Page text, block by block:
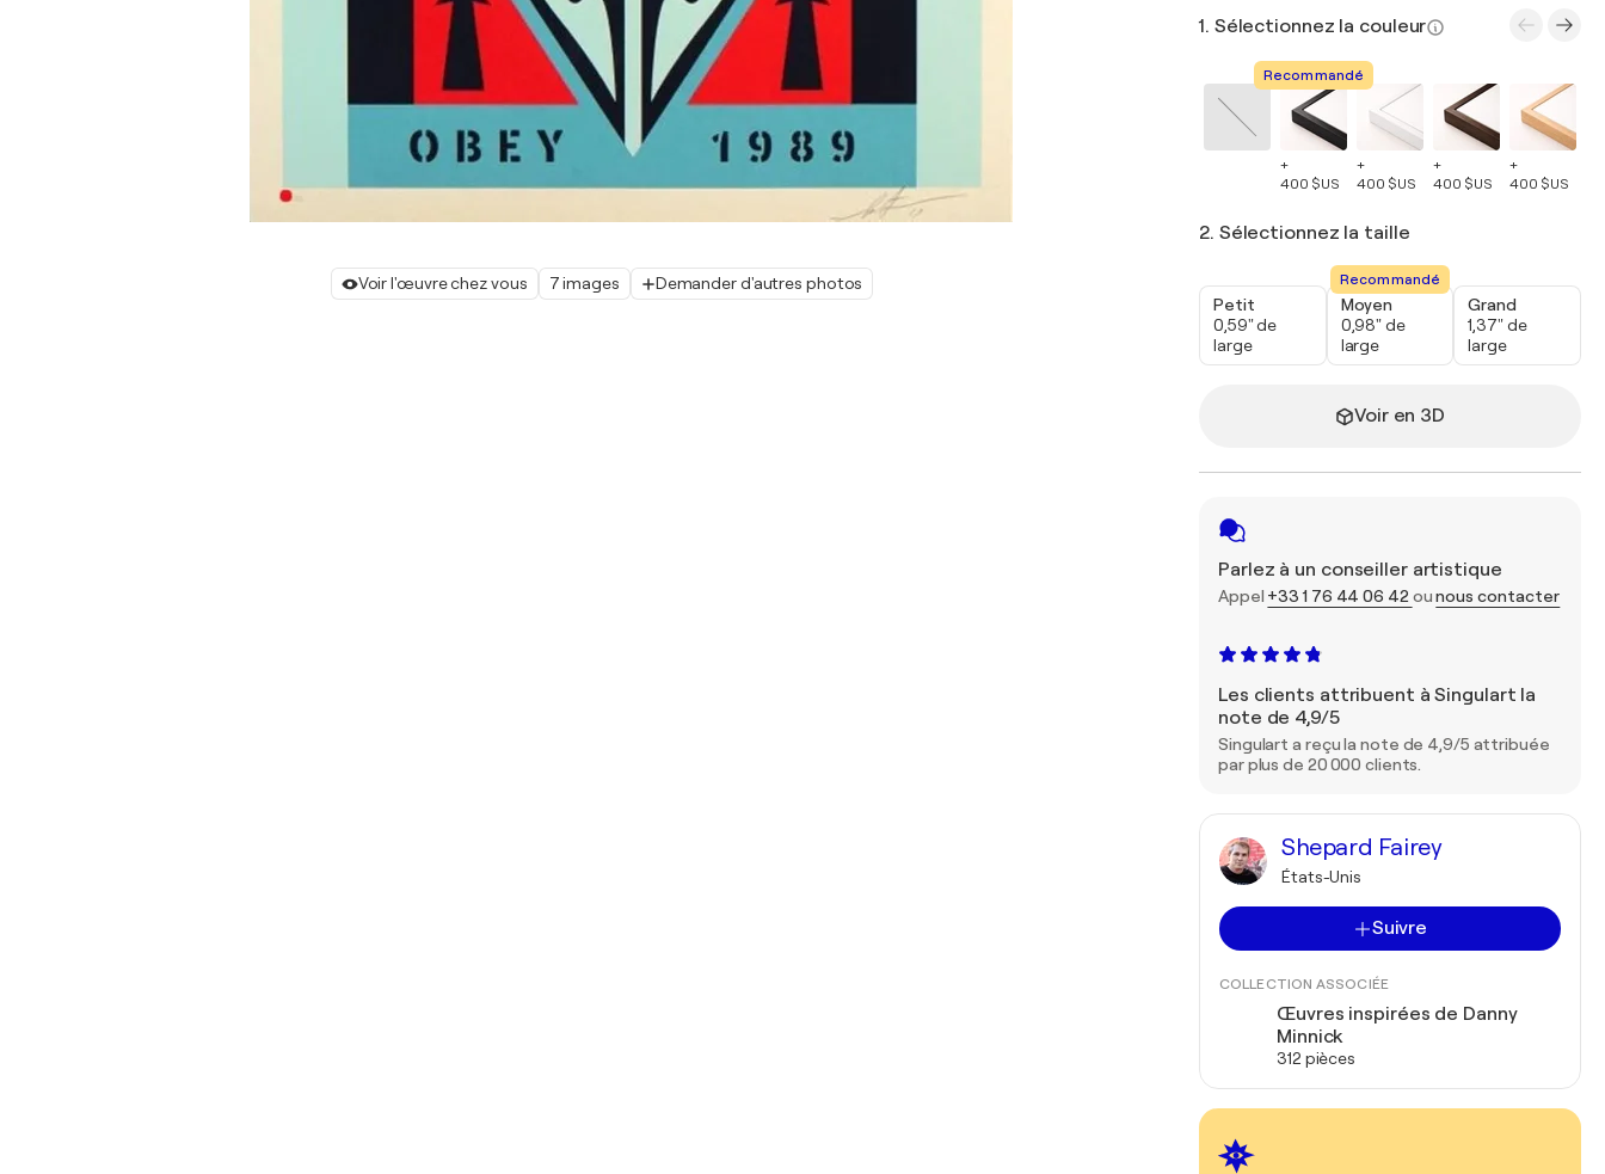
Voir l'œuvre chez vous 7 images Demander d'autres photos
1. Sélectionnez la couleur
Recommandé
+
400 $US
+
400 $US
+
400 $US
+
400 $US
2. Sélectionnez la taille
Petit
0,59" de
large
Recommandé
Moyen
0,98" de
large
Grand
1,37" de
large
Voir en 3D
Parlez à un conseiller artistique
Appel +33 1 76 44 06 42 ounous contacter
Les clients attribuent à Singulart la
note de 4,9/5
Singulart a reçu la note de 4,9/5 attribuée
par plus de 20 000 clients.
Shepard Fairey
États-Unis
Suivre
COLLECTION ASSOCIÉE
Œuvres inspirées de Danny
Minnick
312 pièces